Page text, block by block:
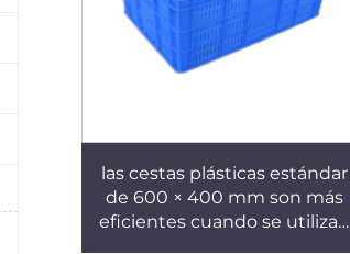
las cestas plásticas estándar
de 600 × 400 mm son más
eficientes cuando se utilizan